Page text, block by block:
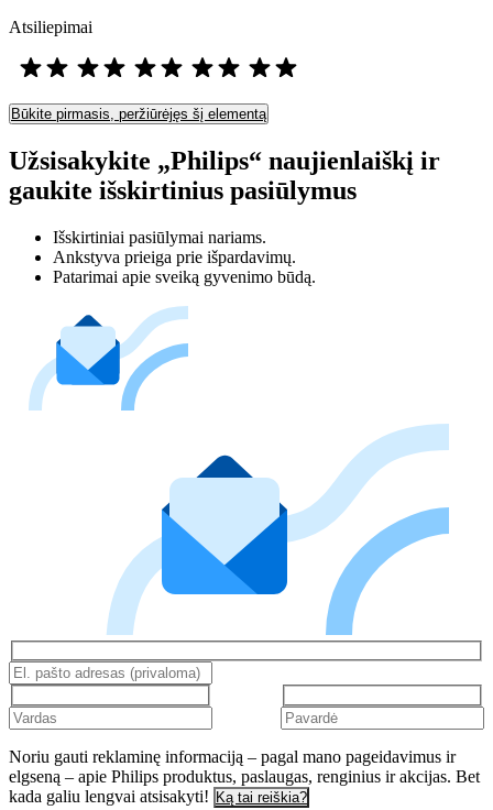
Atsiliepimai
Būkite pirmasis, peržiūrėjęs šį elementą
Užsisakykite „Philips“ naujienlaiškį ir
gaukite išskirtinius pasiūlymus
Išskirtiniai pasiūlymai nariams.
Ankstyva prieiga prie išpardavimų.
Patarimai apie sveiką gyvenimo būdą.
Noriu gauti reklaminę informaciją – pagal mano pageidavimus ir
elgseną – apie Philips produktus, paslaugas, renginius ir akcijas. Bet
kada galiu lengvai atsisakyti! Ką tai reiškia?